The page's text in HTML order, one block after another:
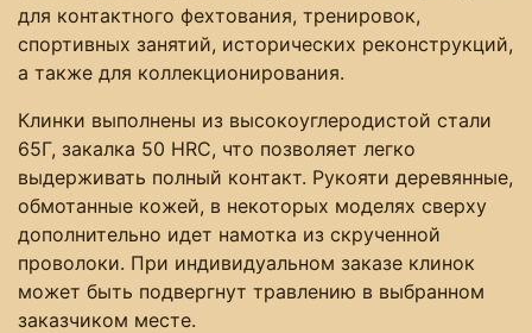
для контактного фехтования, тренировок,
спортивных занятий, исторических реконструкций,
а также для коллекционирования.
Клинки выполнены из высокоуглеродистой стали
65Г, закалка 50 HRC, что позволяет легко
выдерживать полный контакт. Рукояти деревянные,
обмотанные кожей, в некоторых моделях сверху
дополнительно идет намотка из скрученной
проволоки. При индивидуальном заказе клинок
может быть подвергнут травлению в выбранном
заказчиком месте.